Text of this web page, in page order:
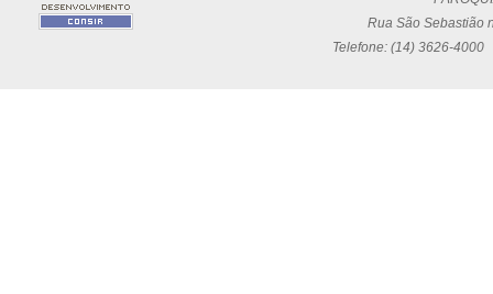
Rua São Sebastião
Telefone: (14) 3626-